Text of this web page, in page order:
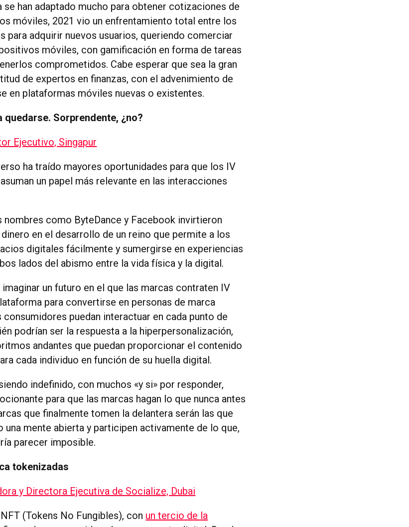
se han adaptado mucho para obtener cotizaciones de
móviles, 2021 vio un enfrentamiento total entre los
para adquirir nuevos usuarios, queriendo comerciar
móviles, con gamificación en forma de tareas
comprometidos. Cabe esperar que sea la gran
de expertos en finanzas, con el advenimiento de
en plataformas móviles nuevas o existentes.
quedarse. Sorprendente, ¿no?
Ejecutivo, Singapur
ha traído mayores oportunidades para que los IV
un papel más relevante en las interacciones
nombres como ByteDance y Facebook invirtieron
en el desarrollo de un reino que permite a los
digitales fácilmente y sumergirse en experiencias
lados del abismo entre la vida física y la digital.
un futuro en el que las marcas contraten IV
para convertirse en personas de marca
consumidores puedan interactuar en cada punto de
podrían ser la respuesta a la hiperpersonalización,
andantes que puedan proporcionar el contenido
cada individuo en función de su huella digital.
indefinido, con muchos «y si» por responder,
para que las marcas hagan lo que nunca antes
que finalmente tomen la delantera serán las que
una mente abierta y participen activamente de lo que,
parecer imposible.
tokenizadas
y Directora Ejecutiva de Socialize, Dubai
(Tokens No Fungibles), con un tercio de la